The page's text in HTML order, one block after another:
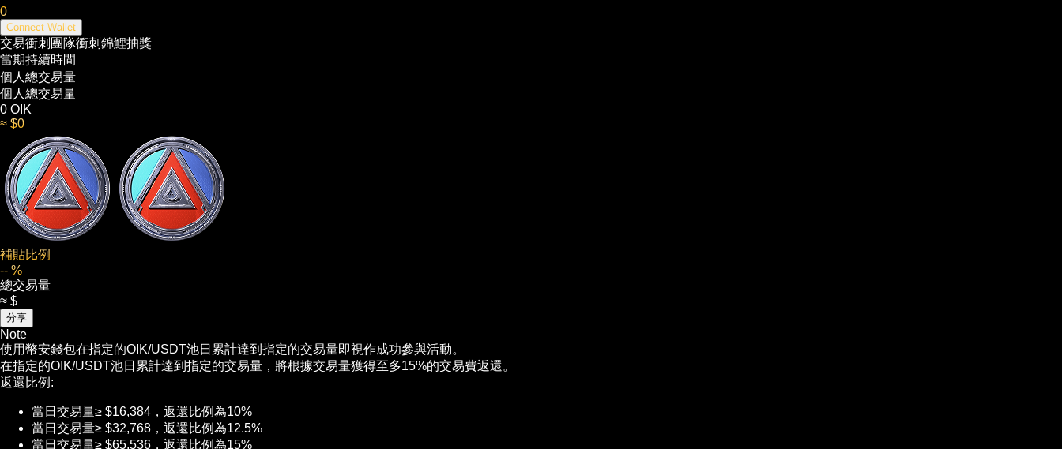
0
Connect Wallet
交易衝刺 團隊衝刺錦鯉抽獎
當期持續時間
個人總交易量
個人總交易量
0 OIK
≈ $0
補貼比例
-- %
總交易量
≈ $
分享
Note
使用幣安錢包在指定的OIK/USDT池日累計達到指定的交易量即視作成功參與活動。
在指定的OIK/USDT池日累計達到指定的交易量，將根據交易量獲得至多15%的交易費返還。
返還比例:
當日交易量≥ $16,384，返還比例為10%
當日交易量≥ $32,768，返還比例為12.5%
當日交易量≥ $65,536，返還比例為15%